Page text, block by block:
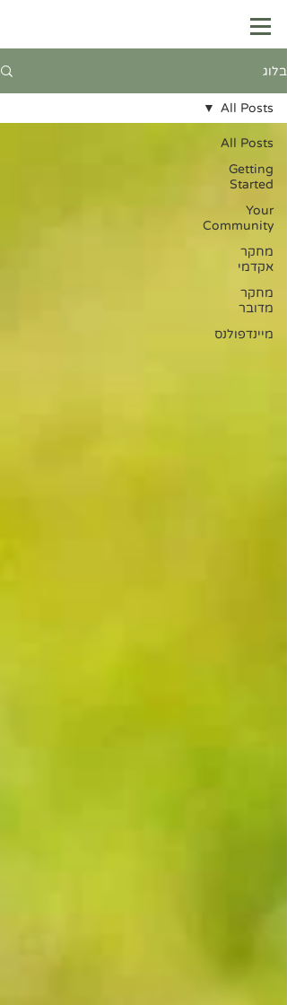
בלוג
All Posts
Getting
Started
Your
Community
מחקר
אקדמי
מחקר
מדובר
מיינדפולנס
All Posts